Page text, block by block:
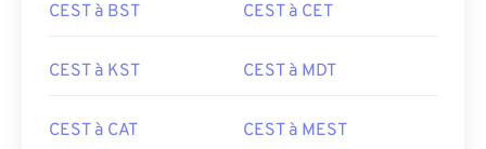
CEST à BST CEST à CET
CEST à KST CEST à MDT
CEST à CAT CEST à MEST